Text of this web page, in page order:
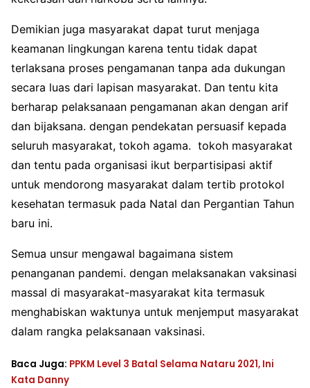
Demikian juga masyarakat dapat turut menjaga
keamanan lingkungan karena tentu tidak dapat
terlaksana proses pengamanan tanpa ada dukungan
secara luas dari lapisan masyarakat. Dan tentu kita
berharap pelaksanaan pengamanan akan dengan arif
dan bijaksana. dengan pendekatan persuasif kepada
seluruh masyarakat, tokoh agama. tokoh masyarakat
dan tentu pada organisasi ikut berpartisipasi aktif
untuk mendorong masyarakat dalam tertib protokol
kesehatan termasuk pada Natal dan Pergantian Tahun
baru ini.
Semua unsur mengawal bagaimana sistem
penanganan pandemi. dengan melaksanakan vaksinasi
massal di masyarakat-masyarakat kita termasuk
menghabiskan waktunya untuk menjemput masyarakat
dalam rangka pelaksanaan vaksinasi.
Baca Juga: PPKM Level 3 Batal Selama Nataru 2021, Ini
Kata Danny